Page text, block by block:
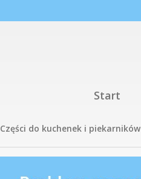
Start
Części do kuchenek i piekarników